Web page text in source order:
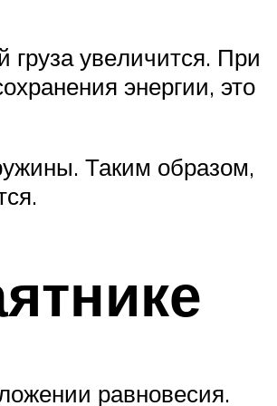
груза уве­ли­чит­ся. При
энер­гии, это
Таким об­ра­зом,
равновесия.